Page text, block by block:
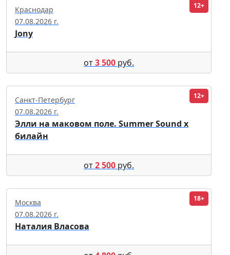
12+
Краснодар
07.08.2026 г.
Jony
от3 500 руб.
12+
Санкт-Петербург
07.08.2026 г.
Элли на маковом поле. Summer Sound х
билайн
от2 500 руб.
18+
Москва
07.08.2026 г.
Наталия Власова